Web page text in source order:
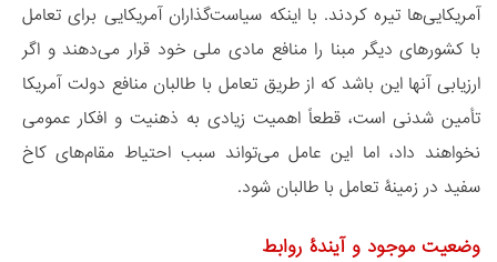
آمریکایی‌ها تیره کردند. با اینکه سیاست‌گذاران آمریکایی برای تعامل
با کشورهای دیگر مبنا را منافع مادی ملی خود قرار می‌دهند و اگر
ارزیابی آنها این باشد که از طریق تعامل با طالبان منافع دولت آمریکا
تأمین شدنی است، قطعاً اهمیت زیادی به ذهنیت و افکار عمومی
نخواهند داد، اما این عامل می‌تواند سبب احتیاط مقام‌های کاخ
سفید در زمینۀ تعامل با طالبان شود.
وضعیت موجود و آیندۀ روابط